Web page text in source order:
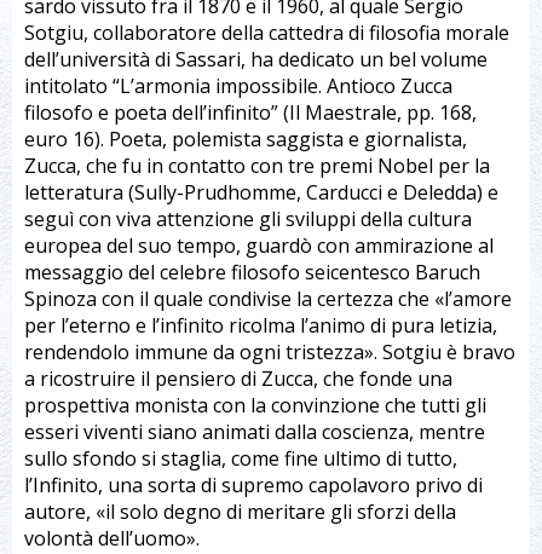
sardo vissuto fra il 1870 e il 1960, al quale Sergio
Sotgiu, collaboratore della cattedra di filosofia morale
dell’università di Sassari, ha dedicato un bel volume
intitolato “L’armonia impossibile. Antioco Zucca
filosofo e poeta dell’infinito” (Il Maestrale, pp. 168,
euro 16). Poeta, polemista saggista e giornalista,
Zucca, che fu in contatto con tre premi Nobel per la
letteratura (Sully-Prudhomme, Carducci e Deledda) e
seguì con viva attenzione gli sviluppi della cultura
europea del suo tempo, guardò con ammirazione al
messaggio del celebre filosofo seicentesco Baruch
Spinoza con il quale condivise la certezza che «l’amore
per l’eterno e l’infinito ricolma l’animo di pura letizia,
rendendolo immune da ogni tristezza». Sotgiu è bravo
a ricostruire il pensiero di Zucca, che fonde una
prospettiva monista con la convinzione che tutti gli
esseri viventi siano animati dalla coscienza, mentre
sullo sfondo si staglia, come fine ultimo di tutto,
l’Infinito, una sorta di supremo capolavoro privo di
autore, «il solo degno di meritare gli sforzi della
volontà dell’uomo».